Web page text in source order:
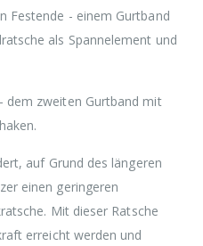
Festende - einem Gurtband
als Spannelement und
dem zweiten Gurtband mit
auf Grund des längeren
einen geringeren
Mit dieser Ratsche
erreicht werden und